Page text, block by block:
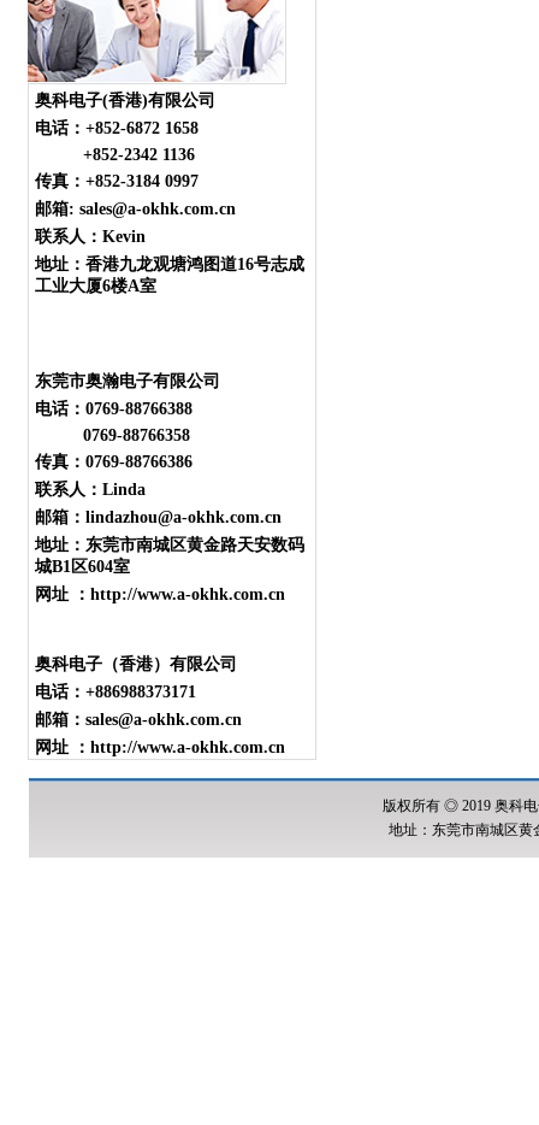
奥科电子(香港)有限公司
电话： +852-6872 1658
+852-2342 1136
传真：+852-3184 0997
邮箱: sales@a-okhk.com.cn
联系人：Kevin
地址：香港九龙观塘鸿图道16号志成
工业大厦6楼A室
东莞市奥瀚电子有限公司
电话：0769-88766388
0769-88766358
传真：0769-88766386
联系人：Linda
邮箱：lindazhou@a-okhk.com.cn
地址：东莞市南城区黄金路天安数码
城B1区604室
网址 ：http://www.a-okhk.com.cn
奥科电子（香港）有限公司
电话：+886988373171
邮箱：sales@a-okhk.com.cn
网址 ：http://www.a-okhk.com.cn
版权所有 ◎ 2019 奥科
地址：东莞市南城区